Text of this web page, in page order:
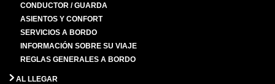
CONDUCTOR / GUARDA
ASIENTOS Y CONFORT
SERVICIOS A BORDO
INFORMACIÓN SOBRE SU VIAJE
REGLAS GENERALES A BORDO
AL LLEGAR